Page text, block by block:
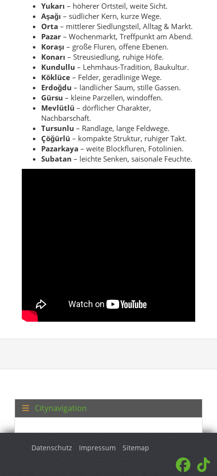
Yukarı – höherer Ortsteil, weite Sicht.
Aşağı – südlicher Kern, kurze Wege.
Orta – mittlerer Siedlungsteil, Alltag & Markt.
Pazar – Wochenmarkt, Treffpunkt am Abend.
Koraşı – große Fluren, offene Ebenen.
Konarı – Streusiedlung, ruhige Höfe.
Kundullu – Lehmhaus-Tradition, Baukultur.
Köklüce – Felder, geradlinige Wege.
Erdoğdu – ländlicher Saum, stille Gassen.
Gürsu – kleine Parzellen, windoffen.
Mevlütlü – dörflicher Charakter,
Nachbarschaft.
Tursunlu – Randlage, lange Feldwege.
Çöğürlü – kompakte Struktur, ruhiger Takt.
Pazarkaya – weite Blockfluren, Fotolinien.
Subatan – leichte Senken, saisonale Feuchte.
Citynavigation
Datenschutz Impressum Sitemap